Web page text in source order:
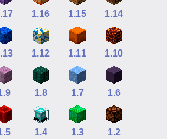
1.16 1.15 1.14
1.12 1.11 1.10
1.8 1.7 1.6
1.4 1.3 1.2